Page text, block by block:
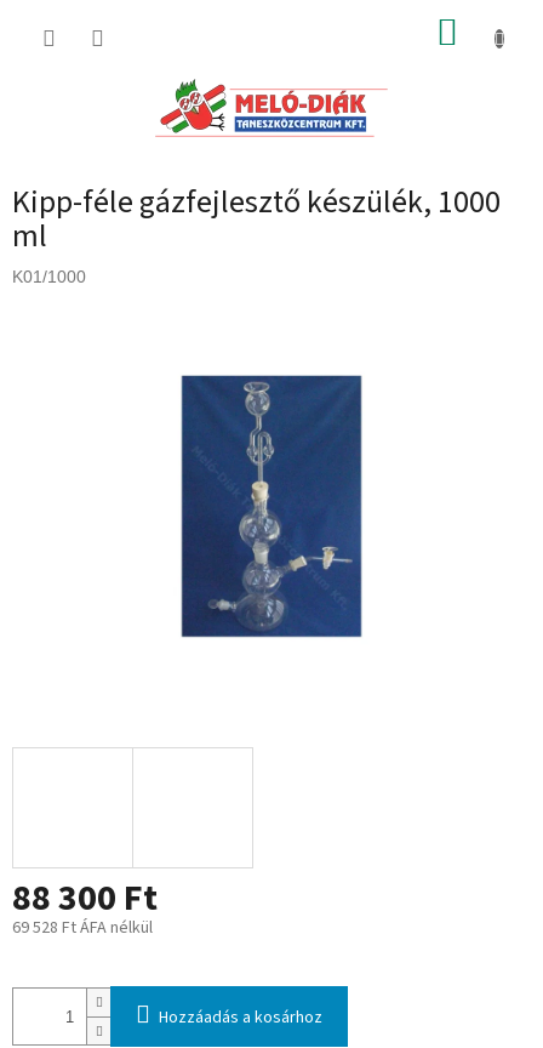
KOSÁR
Kipp-féle gázfejlesztő készülék, 1000
ml
K01/1000
88 300 Ft
69 528 Ft ÁFA nélkül
Hozzáadás a kosárhoz